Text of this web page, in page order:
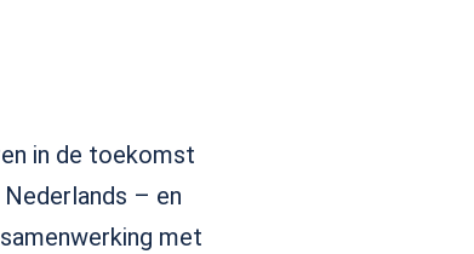
in de toekomst
– en
met